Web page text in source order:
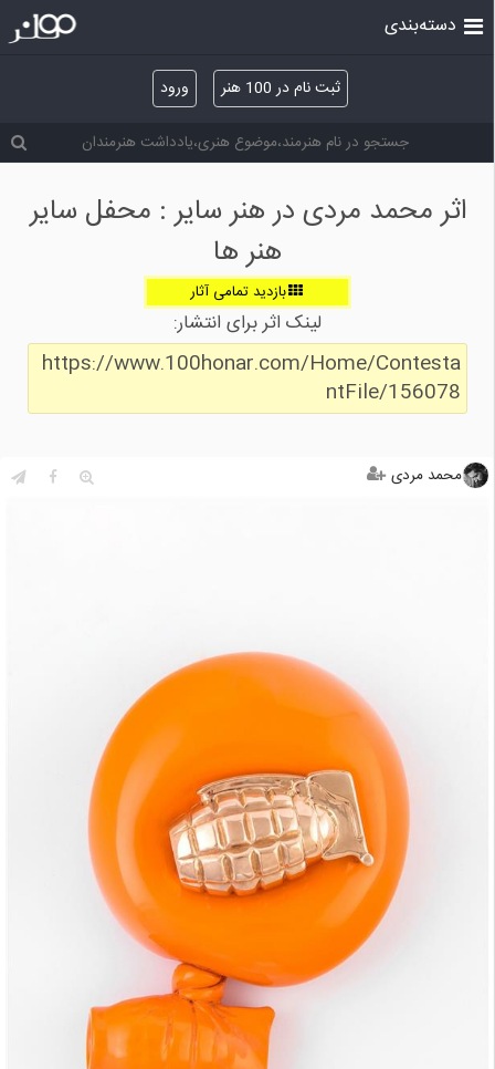
ثبت نام در 100 هنر ورود
دسته‌بندی
اثر محمد مردی در هنر سایر : محفل سایر
هنر ها
بازدید تمامی آثار
لینک اثر برای انتشار:
https://www.100honar.com/Home/Contesta
ntFile/156078
محمد مردی